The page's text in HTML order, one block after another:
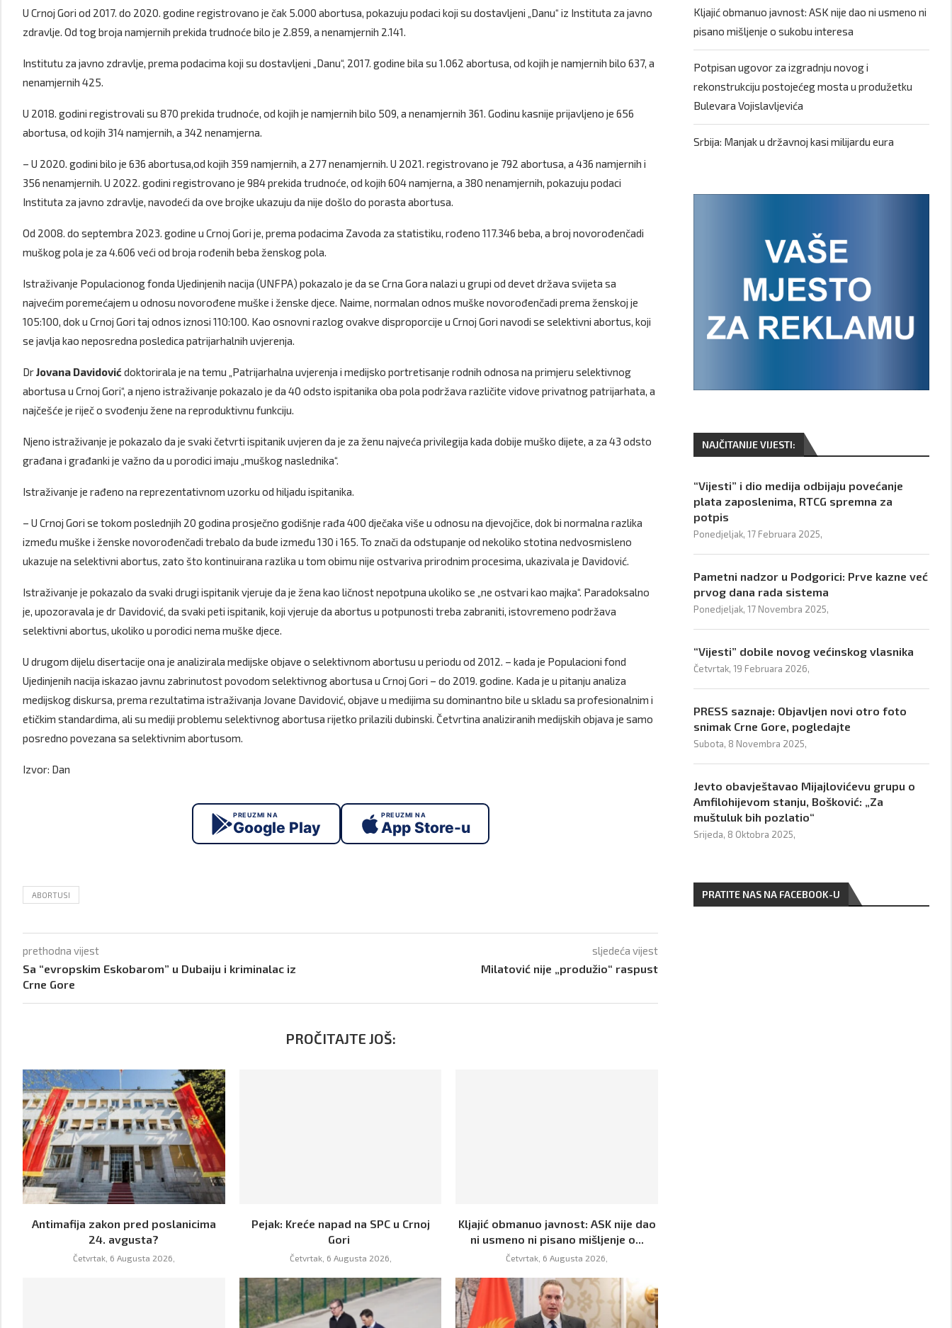
U Crnoj Gori od 2017. do 2020. godine registrovano je čak 5.000 abortusa, pokazuju podaci koji su dostavljeni „Danu“ iz Instituta za javno
zdravlje. Od tog broja namjernih prekida trudnoće bilo je 2.859, a nenamjernih 2.141.
Institutu za javno zdravlje, prema podacima koji su dostavljeni „Danu“, 2017. godine bila su 1.062 abortusa, od kojih je namjernih bilo 637, a
nenamjernih 425.
U 2018. godini registrovali su 870 prekida trudnoće, od kojih je namjernih bilo 509, a nenamjernih 361. Godinu kasnije prijavljeno je 656
abortusa, od kojih 314 namjernih, a 342 nenamjerna.
– U 2020. godini bilo je 636 abortusa,od kojih 359 namjernih, a 277 nenamjernih. U 2021. registrovano je 792 abortusa, a 436 namjernih i
356 nenamjernih. U 2022. godini registrovano je 984 prekida trudnoće, od kojih 604 namjerna, a 380 nenamjernih, pokazuju podaci
Instituta za javno zdravlje, navodeći da ove brojke ukazuju da nije došlo do porasta abortusa.
Od 2008. do septembra 2023. godine u Crnoj Gori je, prema podacima Zavoda za statistiku, rođeno 117.346 beba, a broj novorođenčadi
muškog pola je za 4.606 veći od broja rođenih beba ženskog pola.
Istraživanje Populacionog fonda Ujedinjenih nacija (UNFPA) pokazalo je da se Crna Gora nalazi u grupi od devet država svijeta sa
najvećim poremećajem u odnosu novorođene muške i ženske djece. Naime, normalan odnos muške novorođenčadi prema ženskoj je
105:100, dok u Crnoj Gori taj odnos iznosi 110:100. Kao osnovni razlog ovakve disproporcije u Crnoj Gori navodi se selektivni abortus, koji
se javlja kao neposredna posledica patrijarhalnih uvjerenja.
DrJovana Davidović doktorirala je na temu „Patrijarhalna uvjerenja i medijsko portretisanje rodnih odnosa na primjeru selektivnog
abortusa u Crnoj Gori“, a njeno istraživanje pokazalo je da 40 odsto ispitanika oba pola podržava različite vidove privatnog patrijarhata, a
najčešće je riječ o svođenju žene na reproduktivnu funkciju.
Njeno istraživanje je pokazalo da je svaki četvrti ispitanik uvjeren da je za ženu najveća privilegija kada dobije muško dijete, a za 43 odsto
građana i građanki je važno da u porodici imaju „muškog naslednika“.
Istraživanje je rađeno na reprezentativnom uzorku od hiljadu ispitanika.
– U Crnoj Gori se tokom poslednjih 20 godina prosječno godišnje rađa 400 dječaka više u odnosu na djevojčice, dok bi normalna razlika
između muške i ženske novorođenčadi trebalo da bude između 130 i 165. To znači da odstupanje od nekoliko stotina nedvosmisleno
ukazuje na selektivni abortus, zato što kontinuirana razlika u tom obimu nije ostvariva prirodnim procesima, ukazivala je Davidović.
Istraživanje je pokazalo da svaki drugi ispitanik vjeruje da je žena kao ličnost nepotpuna ukoliko se „ne ostvari kao majka“. Paradoksalno
je, upozoravala je dr Davidović, da svaki peti ispitanik, koji vjeruje da abortus u potpunosti treba zabraniti, istovremeno podržava
selektivni abortus, ukoliko u porodici nema muške djece.
U drugom dijelu disertacije ona je analizirala medijske objave o selektivnom abortusu u periodu od 2012. – kada je Populacioni fond
Ujedinjenih nacija iskazao javnu zabrinutost povodom selektivnog abortusa u Crnoj Gori – do 2019. godine. Kada je u pitanju analiza
medijskog diskursa, prema rezultatima istraživanja Jovane Davidović, objave u medijima su dominantno bile u skladu sa profesionalnim i
etičkim standardima, ali su mediji problemu selektivnog abortusa rijetko prilazili dubinski. Četvrtina analiziranih medijskih objava je samo
posredno povezana sa selektivnim abortusom.
Izvor: Dan
PREUZMI NA
Google Play
PREUZMI NA
App Store-u
ABORTUSI
prethodna vijest
Sa “evropskim Eskobarom” u Dubaiju i kriminalac iz
Crne Gore
sljedeća vijest
Milatović nije „produžio“ raspust
PROČITAJTE JOŠ:
Antimafija zakon pred poslanicima
24. avgusta?
Četvrtak, 6 Augusta 2026,
Pejak: Kreće napad na SPC u Crnoj
Gori
Četvrtak, 6 Augusta 2026,
Kljajić obmanuo javnost: ASK nije dao
ni usmeno ni pisano mišljenje o...
Četvrtak, 6 Augusta 2026,
Kljajić obmanuo javnost: ASK nije dao ni usmeno ni
pisano mišljenje o sukobu interesa
Potpisan ugovor za izgradnju novog i
rekonstrukciju postojećeg mosta u produžetku
Bulevara Vojislavljevića
Srbija: Manjak u državnoj kasi milijardu eura
NAJČITANIJE VIJESTI:
“Vijesti” i dio medija odbijaju povećanje
plata zaposlenima, RTCG spremna za
potpis
Ponedjeljak, 17 Februara 2025,
Pametni nadzor u Podgorici: Prve kazne već
prvog dana rada sistema
Ponedjeljak, 17 Novembra 2025,
“Vijesti” dobile novog većinskog vlasnika
Četvrtak, 19 Februara 2026,
PRESS saznaje: Objavljen novi otro foto
snimak Crne Gore, pogledajte
Subota, 8 Novembra 2025,
Jevto obavještavao Mijajlovićevu grupu o
Amfilohijevom stanju, Bošković: „Za
muštuluk bih pozlatio“
Srijeda, 8 Oktobra 2025,
PRATITE NAS NA FACEBOOK-U